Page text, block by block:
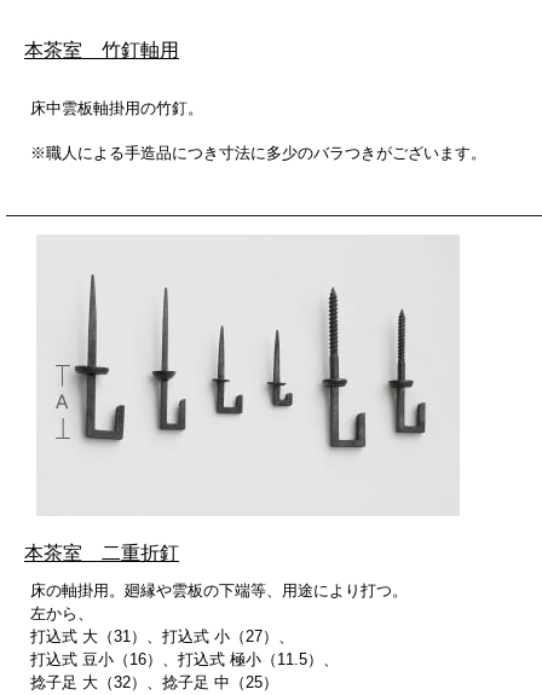
本茶室 竹釘軸用
床中雲板軸掛用の竹釘。
※職人による手造品につき寸法に多少のバラつきがございます。
本茶室 二重折釘
床の軸掛用。廻縁や雲板の下端等、用途により打つ。
左から、
打込式 大（31）、打込式 小（27）、
打込式 豆小（16）、打込式 極小（11.5）、
捻子足 大（32）、捻子足 中（25）